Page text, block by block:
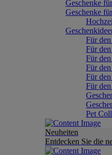
Geschenke
Geschenke
Für
Für
Für
Für
Für
Für
Pet
Neuheiten
Entdecken Sie die